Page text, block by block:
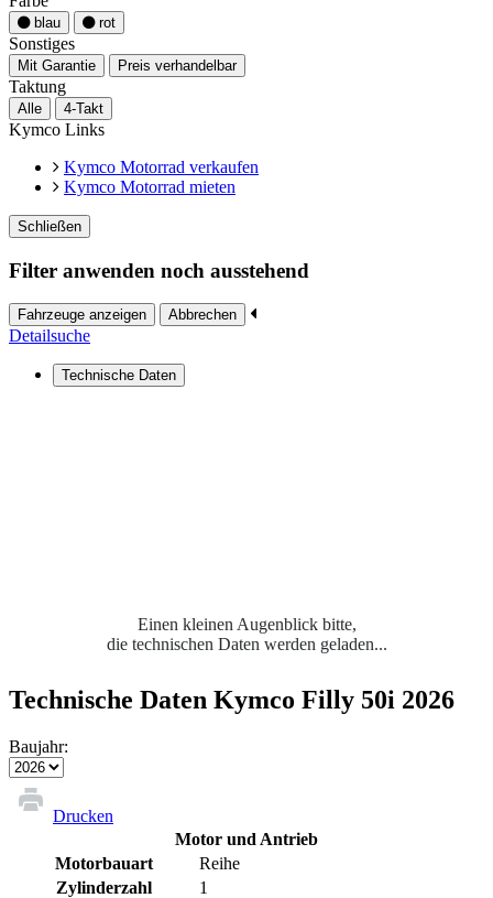
blau rot
Sonstiges
Mit Garantie Preis verhandelbar
Taktung
Alle 4-Takt
Kymco Links
Kymco Motorrad verkaufen
Kymco Motorrad mieten
Schließen
Filter anwenden noch ausstehend
Fahrzeuge anzeigen Abbrechen
Detailsuche
Technische Daten
Einen kleinen Augenblick bitte,
die technischen Daten werden geladen...
Technische Daten Kymco Filly 50i 2026
Baujahr:
Drucken
Motor und Antrieb
Motorbauart
Reihe
Zylinderzahl
1